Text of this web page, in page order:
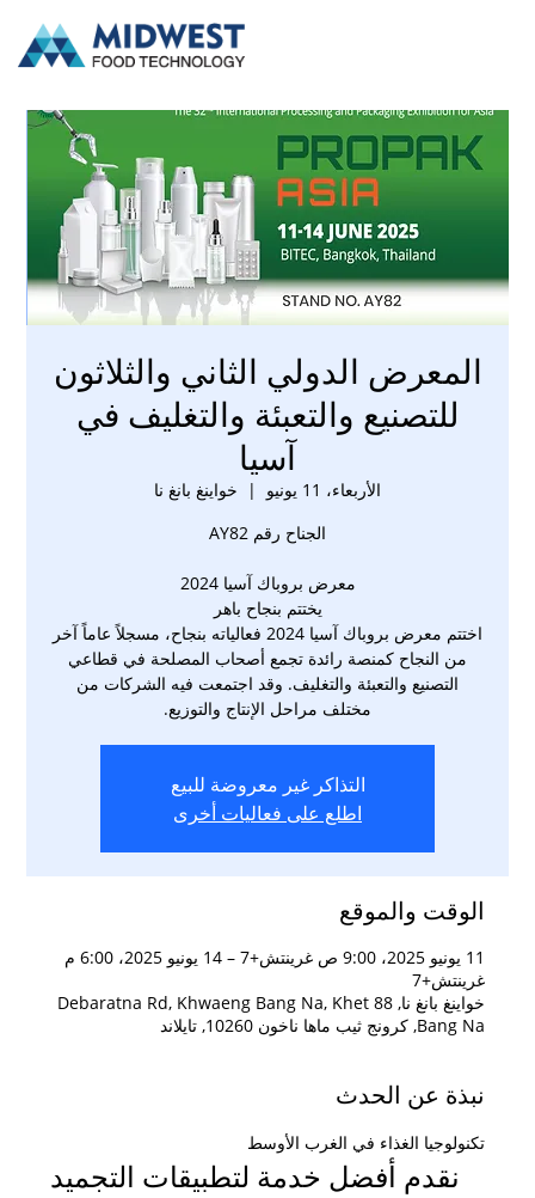
المعرض الدولي الثاني والثلاثون
للتصنيع والتعبئة والتغليف في
آسيا
الأربعاء، 11 يونيو
  |
خواينغ بانغ نا
اختتم معرض بروباك آسيا 2024 فعالياته بنجاح، مسجلاً عاماً آخر
من النجاح كمنصة رائدة تجمع أصحاب المصلحة في قطاعي
التصنيع والتعبئة والتغليف. وقد اجتمعت فيه الشركات من
مختلف مراحل الإنتاج والتوزيع.
التذاكر غير معروضة للبيع
اطلع على فعاليات أخرى
الوقت والموقع
11 يونيو 2025، 9:00 ص غرينتش+7 – 14 يونيو 2025، 6:00 م
غرينتش+7
خواينغ بانغ نا, 88 Debaratna Rd, Khwaeng Bang Na, Khet
Bang Na, كرونج ثيب ماها ناخون 10260, تايلاند
نبذة عن الحدث
تكنولوجيا الغذاء في الغرب الأوسط
نقدم أفضل خدمة لتطبيقات التجميد